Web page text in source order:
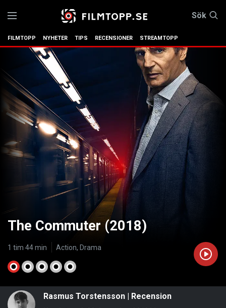
Sök
FILMTOPP NYHETER TIPS RECENSIONER STREAMTOPP
The Commuter (2018)
1 tim 44 min Action, Drama
Rasmus Torstensson | Recension